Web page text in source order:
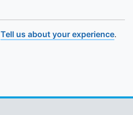
Tell us about your experience.